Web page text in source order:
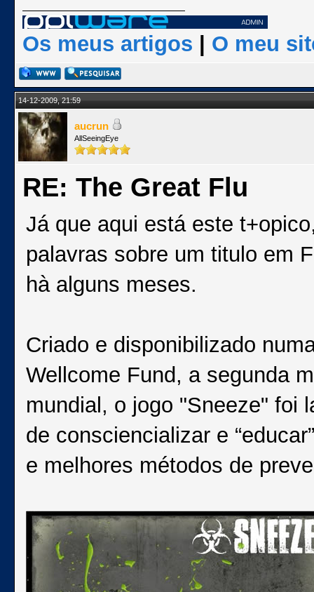
Os meus artigos O meu
14-12-2009, 21:59
aucrun
AllSeeingEye
RE: The Great Flu
Já que aqui está este
palavras sobre um titulo em
hà alguns meses.
Criado e disponibilizado
Wellcome Fund, a segunda
mundial, o jogo "Sneeze" foi
de consciencializar e
e melhores métodos de